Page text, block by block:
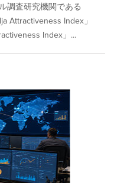
調査研究機関である
Attractiveness Index」
Index」...